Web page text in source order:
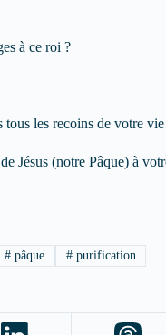
à ce roi ?
les recoins de votre
Jésus (notre Pâque) à
#pâque #purification